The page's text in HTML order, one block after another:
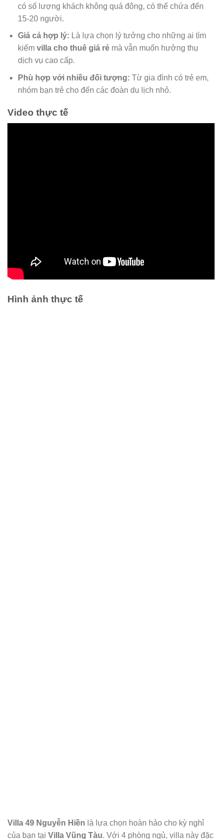
có số lượng khách không quá đông, có thể chứa đến
15-20 người.
Giá cả hợp lý: Là lựa chọn lý tưởng cho những ai tìm
kiếm villa cho thuê giá rẻmà vẫn muốn hưởng thụ
dịch vụ cao cấp.
Phù hợp với nhiều đối tượng: Từ gia đình có trẻ em,
nhóm bạn trẻ cho đến các đoàn du lịch nhỏ.
Video thực tế
Hình ảnh thực tế
Villa 49 Nguyễn Hiền là lựa chọn hoàn hảo cho kỳ nghỉ
của bạn tại Villa Vũng Tàu. Với 4 phòng ngủ, villa này đặc